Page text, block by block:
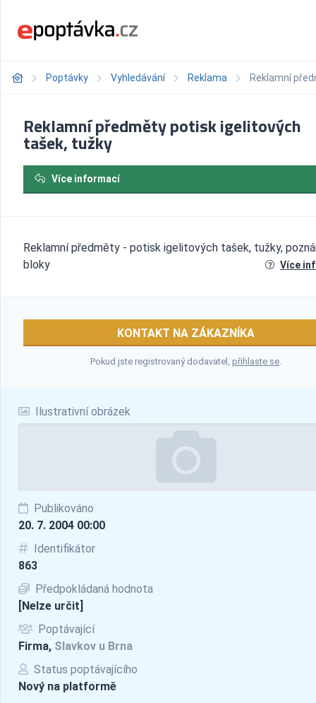
Poptávky Vyhledávání Reklama Reklamní
Ilustrativní obrázek
Publikováno
20. 7. 2004 00:00
Identifikátor
863
Předpokládaná hodnota
[Nelze určit]
Poptávající
Firma, Slavkov u Brna
Status poptávajícího
Nový na platformě
Reklamní předměty potisk igelitových
tašek, tužky
Více informací
Reklamní předměty - potisk igelitových tašek, tužky,
bloky
Více
KONTAKT NA ZÁKAZNÍKA
Pokud jste registrovaný dodavatel, přihlaste se.